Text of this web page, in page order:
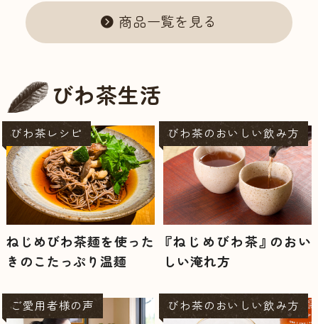
商品一覧を見る
びわ茶生活
びわ茶レシピ
ねじめびわ茶麺を使った
きのこたっぷり温麺
びわ茶のおいしい飲み方
『ねじめびわ茶』のおい
しい淹れ方
ご愛用者様の声 びわ茶のおいしい飲み方